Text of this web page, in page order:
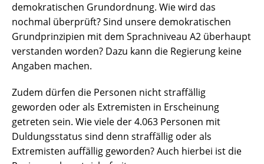
demokratischen Grundordnung. Wie wird das
nochmal überprüft? Sind unsere demokratischen
Grundprinzipien mit dem Sprachniveau A2 überhaupt
verstanden worden? Dazu kann die Regierung keine
Angaben machen.
Zudem dürfen die Personen nicht straffällig
geworden oder als Extremisten in Erscheinung
getreten sein. Wie viele der 4.063 Personen mit
Duldungsstatus sind denn straffällig oder als
Extremisten auffällig geworden? Auch hierbei ist die